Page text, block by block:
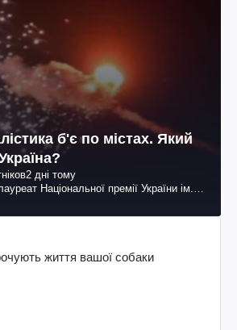
б'є по містах. Який
2 дні тому
Національної премії України ім.
життя вашої собаки